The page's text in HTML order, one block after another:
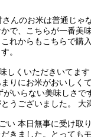
んのお米は普通じゃ
で、こちらが一番美
れからもこちらで購
。
しくいただきいてま
りにお米がおいしく
がいらない美味しさで
うございました。 大
い 本日無事に受け取
きました。とっても